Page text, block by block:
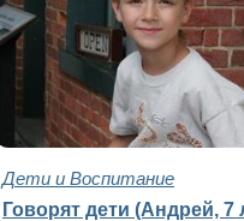
Дети и Воспитание
Говорят дети (Андрей, 7